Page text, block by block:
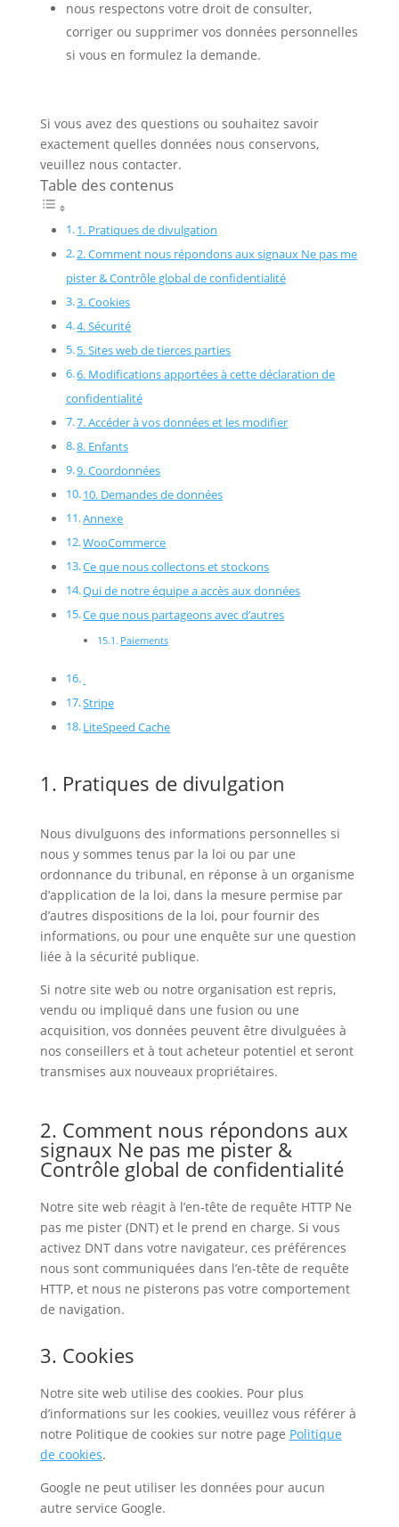
nous respectons votre droit de consulter,
corriger ou supprimer vos données personnelles
si vous en formulez la demande.
Si vous avez des questions ou souhaitez savoir
exactement quelles données nous conservons,
veuillez nous contacter.
Table des contenus
1. Pratiques de divulgation
2. Comment nous répondons aux signaux Ne pas me
pister & Contrôle global de confidentialité
3. Cookies
4. Sécurité
5. Sites web de tierces parties
6. Modifications apportées à cette déclaration de
confidentialité
7. Accéder à vos données et les modifier
8. Enfants
9. Coordonnées
10. Demandes de données
Annexe
WooCommerce
Ce que nous collectons et stockons
Qui de notre équipe a accès aux données
Ce que nous partageons avec d’autres
Paiements
Stripe
LiteSpeed Cache
1. Pratiques de divulgation
Nous divulguons des informations personnelles si
nous y sommes tenus par la loi ou par une
ordonnance du tribunal, en réponse à un organisme
d’application de la loi, dans la mesure permise par
d’autres dispositions de la loi, pour fournir des
informations, ou pour une enquête sur une question
liée à la sécurité publique.
Si notre site web ou notre organisation est repris,
vendu ou impliqué dans une fusion ou une
acquisition, vos données peuvent être divulguées à
nos conseillers et à tout acheteur potentiel et seront
transmises aux nouveaux propriétaires.
2. Comment nous répondons aux
signaux Ne pas me pister &
Contrôle global de confidentialité
Notre site web réagit à l’en-tête de requête HTTP Ne
pas me pister (DNT) et le prend en charge. Si vous
activez DNT dans votre navigateur, ces préférences
nous sont communiquées dans l’en-tête de requête
HTTP, et nous ne pisterons pas votre comportement
de navigation.
3. Cookies
Notre site web utilise des cookies. Pour plus
d’informations sur les cookies, veuillez vous référer à
notre Politique de cookies sur notre page Politique
de cookies.
Google ne peut utiliser les données pour aucun
autre service Google.